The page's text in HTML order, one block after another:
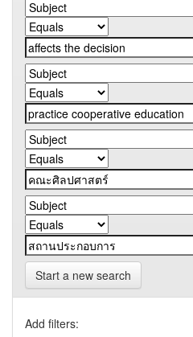
Start a new search
Add filters: